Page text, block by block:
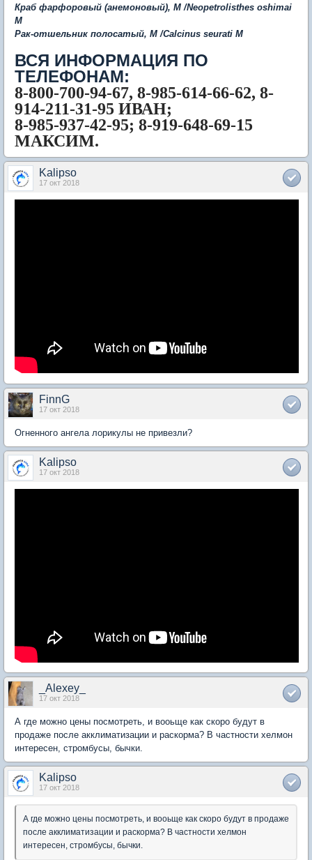
Краб фарфоровый (анемоновый), М /Neopetrolisthes oshimai
M
Рак-отшельник полосатый, М /Calcinus seurati M
ВСЯ ИНФОРМАЦИЯ ПО
ТЕЛЕФОНАМ:
8-800-700-94-67, 8-985-614-66-62, 8-
914-211-31-95 ИВАН;
8-985-937-42-95; 8-919-648-69-15
МАКСИМ.
Kalipso
17 окт 2018
FinnG
17 окт 2018
Огненного ангела лорикулы не привезли?
Kalipso
17 окт 2018
_Alexey_
17 окт 2018
А где можно цены посмотреть, и вооьще как скоро будут в
продаже после акклиматизации и раскорма? В частности хелмон
интересен, стромбусы, бычки.
Kalipso
17 окт 2018
А где можно цены посмотреть, и вооьще как скоро будут в продаже
после акклиматизации и раскорма? В частности хелмон
интересен, стромбусы, бычки.